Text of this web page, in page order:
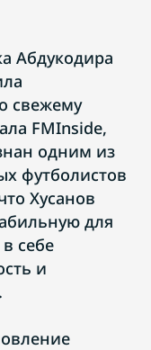
Абдукодира
свежему
FMInside,
одним из
футболистов
Хусанов
для
себе
и